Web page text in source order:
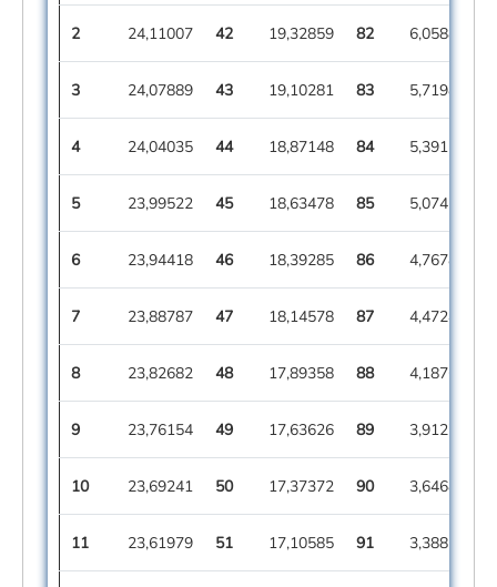
2 24,11007 42 19,32859 82 6,05887
3 24,07889 43 19,10281 83 5,71984
4 24,04035 44 18,87148 84 5,39150
5 23,99522 45 18,63478 85 5,07414
6 23,94418 46 18,39285 86 4,76784
7 23,88787 47 18,14578 87 4,47246
8 23,82682 48 17,89358 88 4,18763
9 23,76154 49 17,63626 89 3,91273
10 23,69241 50 17,37372 90 3,64683
11 23,61979 51 17,10585 91 3,38852